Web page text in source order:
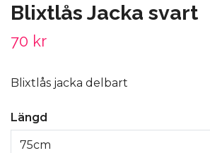
Blixtlås Jacka svart
70 kr
Blixtlås jacka delbart
Längd
75cm